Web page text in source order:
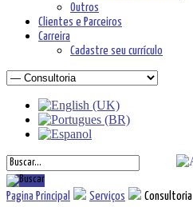
Outros
Clientes e Parceiros
Carreira
Cadastre seu currículo
Pagina Principal Serviços Consultoria